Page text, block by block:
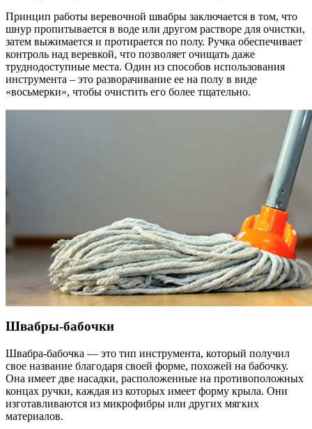
Принцип работы веревочной швабры заключается в том, что
шнур пропитывается в воде или другом растворе для очистки,
затем выжимается и протирается по полу. Ручка обеспечивает
контроль над веревкой, что позволяет очищать даже
труднодоступные места. Один из способов использования
инструмента – это разворачивание ее на полу в виде
«восьмерки», чтобы очистить его более тщательно.
Швабры-бабочки
Швабра-бабочка — это тип инструмента, который получил
свое название благодаря своей форме, похожей на бабочку.
Она имеет две насадки, расположенные на противоположных
концах ручки, каждая из которых имеет форму крыла. Они
изготавливаются из микрофибры или других мягких
материалов.